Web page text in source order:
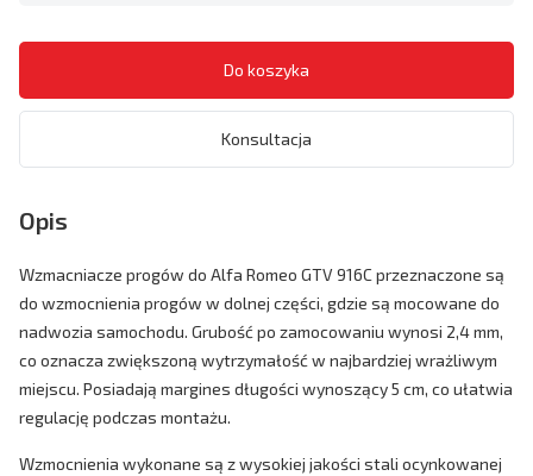
Konsultacja
Opis
Wzmacniacze progów do Alfa Romeo GTV 916C przeznaczone są
do wzmocnienia progów w dolnej części, gdzie są mocowane do
nadwozia samochodu. Grubość po zamocowaniu wynosi 2,4 mm,
co oznacza zwiększoną wytrzymałość w najbardziej wrażliwym
miejscu. Posiadają margines długości wynoszący 5 cm, co ułatwia
regulację podczas montażu.
Wzmocnienia wykonane są z wysokiej jakości stali ocynkowanej